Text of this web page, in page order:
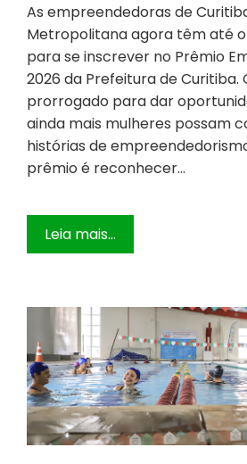
As empreendedoras de
Metropolitana agora têm até o
para se inscrever no Prêmio
2026 da Prefeitura de Curitiba.
prorrogado para dar
ainda mais mulheres possam
histórias de
prêmio é reconhecer…
Leia mais...